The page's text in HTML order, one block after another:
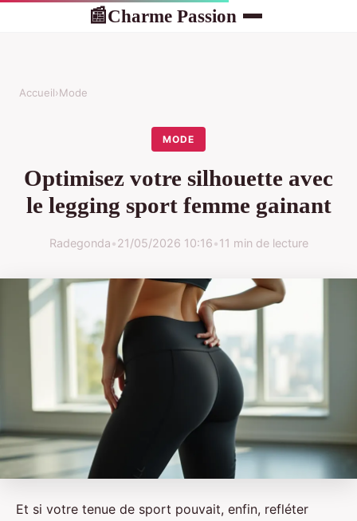
📰Charme Passion
Accueil›Mode
MODE
Optimisez votre silhouette avec
le legging sport femme gainant
Radegonda•21/05/2026 10:16•11 min de lecture
Et si votre tenue de sport pouvait, enfin, refléter